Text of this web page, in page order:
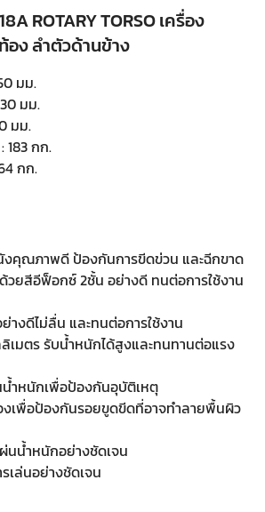
ROTARY TORSO เครื่อง
อง ลำตัวด้านข้าง
มม.
มม.
มม.
183 กก.
กก.
งคุณภาพดี ป้องกันการขีดข่วน และฉีกขาด
วยสีอีฟ็อกซ์ 2ชั้น อย่างดี ทนต่อการใช้งาน
างดีไม่ลื่น และทนต่อการใช้งาน
เมตร รับน้ำหนักได้สูงและทนทานต่อแรง
ำหนักเพื่อป้องกันอุบัติเหตุ
งเพื่อป้องกันรอยขูดขีดที่อาจทำลายพื้นผิว
นน้ำหนักอย่างชัดเจน
เล่นอย่างชัดเจน